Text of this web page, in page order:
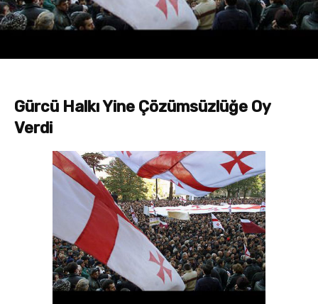
Gürcü Halkı Yine Çözümsüzlüğe Oy
Verdi